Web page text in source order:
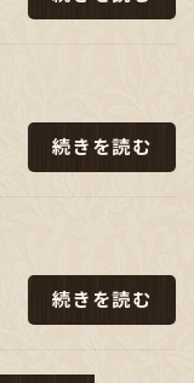
続きを読む
続きを読む